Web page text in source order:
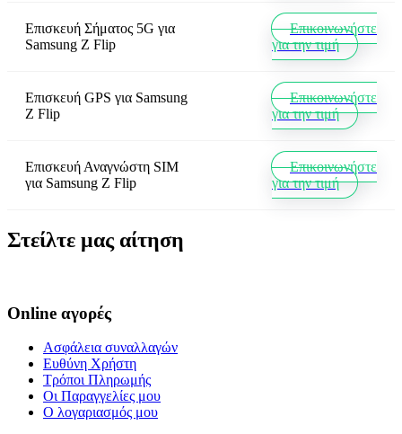
Επισκευή Σήματος 5G για
Samsung Z Flip
Επικοινωνήστε
για την τιμή
Επισκευή GPS για Samsung
Z Flip
Επικοινωνήστε
για την τιμή
Επισκευή Αναγνώστη SIM
για Samsung Z Flip
Επικοινωνήστε
για την τιμή
Στείλτε μας αίτηση
Online αγορές
Ασφάλεια συναλλαγών
Ευθύνη Χρήστη
Τρόποι Πληρωμής
Οι Παραγγελίες μου
Ο λογαριασμός μου